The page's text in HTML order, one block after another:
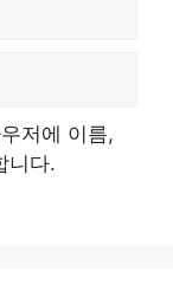
저에 이름,
니다.